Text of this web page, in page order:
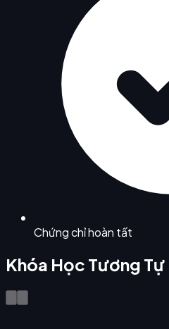
Chứng chỉ hoàn tất
Khóa Học Tương Tự